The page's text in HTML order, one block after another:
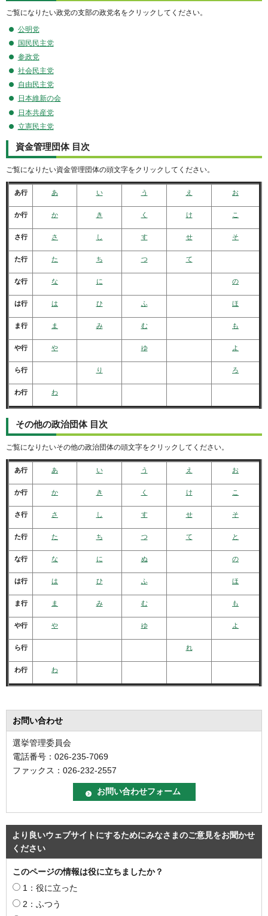
ご覧になりたい政党の支部の政党名をクリックしてください。
公明党
国民民主党
参政党
社会民主党
自由民主党
日本維新の会
日本共産党
立憲民主党
資金管理団体 目次
ご覧になりたい資金管理団体の頭文字をクリックしてください。
あ行 あ い う え お
か行 か き く け こ
さ行 さ し す せ そ
た行 た ち つ て
な行 な に の
は行 は ひ ふ ほ
ま行 ま み む も
や行 や ゆ よ
ら行 り ろ
わ行 わ
その他の政治団体 目次
ご覧になりたいその他の政治団体の頭文字をクリックしてください。
あ行 あ い う え お
か行 か き く け こ
さ行 さ し す せ そ
た行 た ち つ て と
な行 な に ぬ の
は行 は ひ ふ ほ
ま行 ま み む も
や行 や ゆ よ
ら行 れ
わ行 わ
お問い合わせ
選挙管理委員会
電話番号：026-235-7069
ファックス：026-232-2557
より良いウェブサイトにするためにみなさまのご意見をお聞かせ
ください
このページの情報は役に立ちましたか？
1：役に立った
2：ふつう